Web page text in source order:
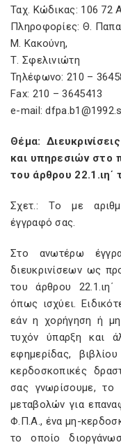
Ταχ. Κώδικας: 106 72
Πληροφορίες: Θ.
Μ. Κακούνη,
Τ. Σφελινιώτη
Τηλέφωνο: 210 –
Fax: 210 – 3645413
e-mail:
Θέμα:
και υπηρεσιών στο
του άρθρου
Σχετ.: Το με
έγγραφό σας.
Στο ανωτέρω
διευκρινίσεων ως
του άρθρου
όπως ισχύει.
εάν η χορήγηση ή
τυχόν ύπαρξη και
εφημερίδας,
κερδοσκοπικές
σας γνωρίσουμε,
μεταβολών για
Φ.Π.Α., ένα μη-
το οποίο